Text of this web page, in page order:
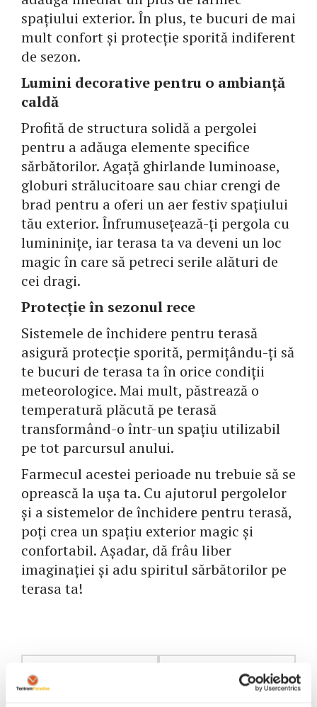
spațiului exterior. În plus, te bucuri de mai
mult confort și protecție sporită indiferent
de sezon.
Lumini decorative pentru o ambianță
caldă
Profită de structura solidă a pergolei
pentru a adăuga elemente specifice
sărbătorilor. Agață ghirlande luminoase,
globuri strălucitoare sau chiar crengi de
brad pentru a oferi un aer festiv spațiului
tău exterior. Înfrumusețează-ți pergola cu
lumininițe, iar terasa ta va deveni un loc
magic în care să petreci serile alături de
cei dragi.
Protecție în sezonul rece
Sistemele de închidere pentru terasă
asigură protecție sporită, permițându-ți să
te bucuri de terasa ta în orice condiții
meteorologice. Mai mult, păstrează o
temperatură plăcută pe terasă
transformând-o într-un spațiu utilizabil
pe tot parcursul anului.
Farmecul acestei perioade nu trebuie să se
oprească la ușa ta. Cu ajutorul pergolelor
și a sistemelor de închidere pentru terasă,
poți crea un spațiu exterior magic și
confortabil. Așadar, dă frâu liber
imaginației și adu spiritul sărbătorilor pe
terasa ta!
Navigare
anterior